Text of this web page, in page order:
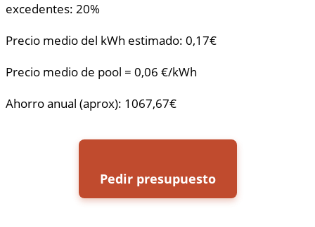
excedentes: 20%
Precio medio del kWh estimado: 0,17€
Precio medio de pool = 0,06 €/kWh
Ahorro anual (aprox): 1067,67€
Pedir presupuesto